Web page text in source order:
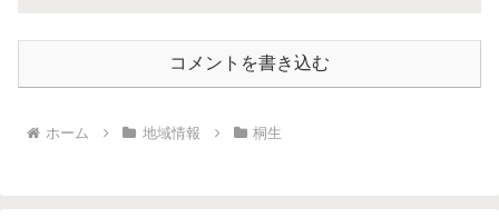
コメントを書き込む
ホーム 地域情報 桐生